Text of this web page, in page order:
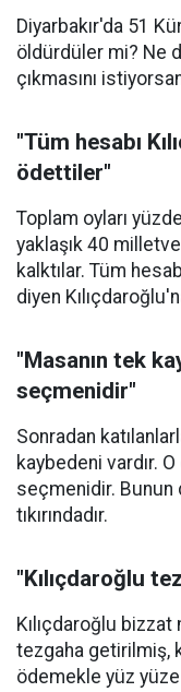
Diyarbakır'da 51
öldürdüler mi? Ne
çıkmasını
"Tüm hesabı
ödettiler"
Toplam oyları
yaklaşık 40
kalktılar. Tüm
diyen
"Masanın tek
seçmenidir"
Sonradan
kaybedeni vardır.
seçmenidir. Bunun
tıkırındadır.
"Kılıçdaroğlu
Kılıçdaroğlu bizzat
tezgaha getirilmiş,
ödemekle yüz yüze